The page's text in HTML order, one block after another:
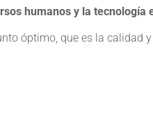
humanos y la tecnología
óptimo, que es la calidad